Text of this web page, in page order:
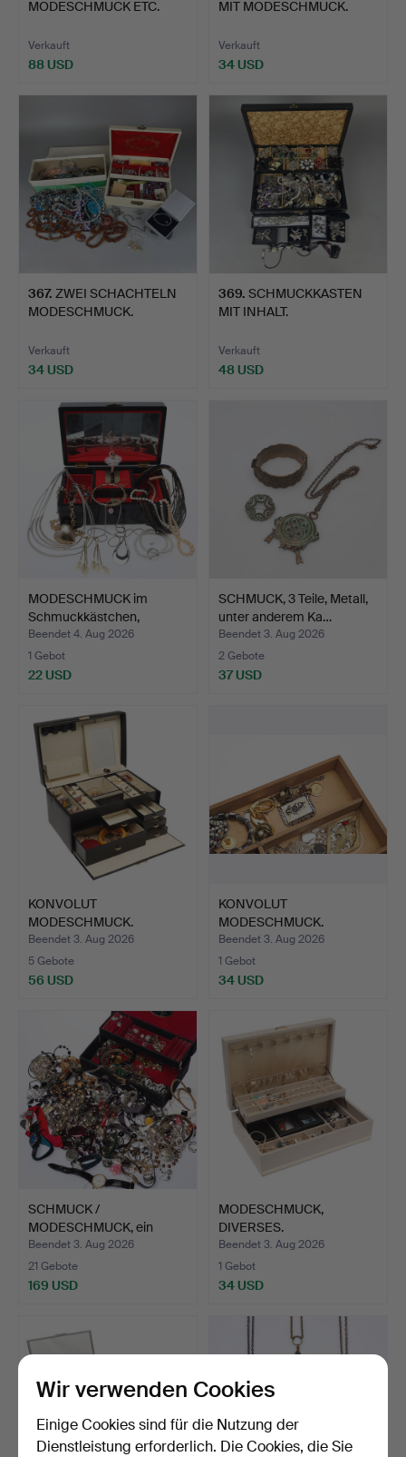
MODESCHMUCK ETC.
Verkauft
88 USD
MIT MODESCHMUCK.
Verkauft
34 USD
367. ZWEI SCHACHTELN
MODESCHMUCK.
Verkauft
34 USD
369. SCHMUCKKASTEN
MIT INHALT.
Verkauft
48 USD
MODESCHMUCK im
Schmuckkästchen,
Konvolut.
Beendet 4. Aug 2026
1 Gebot
22 USD
SCHMUCK, 3 Teile, Metall,
unter anderem Ka…
Beendet 3. Aug 2026
2 Gebote
37 USD
KONVOLUT
MODESCHMUCK.
Beendet 3. Aug 2026
5 Gebote
56 USD
KONVOLUT
MODESCHMUCK.
Beendet 3. Aug 2026
1 Gebot
34 USD
SCHMUCK /
MODESCHMUCK, ein
Posten u.a. Sil…
Beendet 3. Aug 2026
21 Gebote
169 USD
MODESCHMUCK,
DIVERSES.
Beendet 3. Aug 2026
1 Gebot
34 USD
Wir verwenden Cookies
Einige Cookies sind für die Nutzung der
Dienstleistung erforderlich. Die Cookies, die Sie